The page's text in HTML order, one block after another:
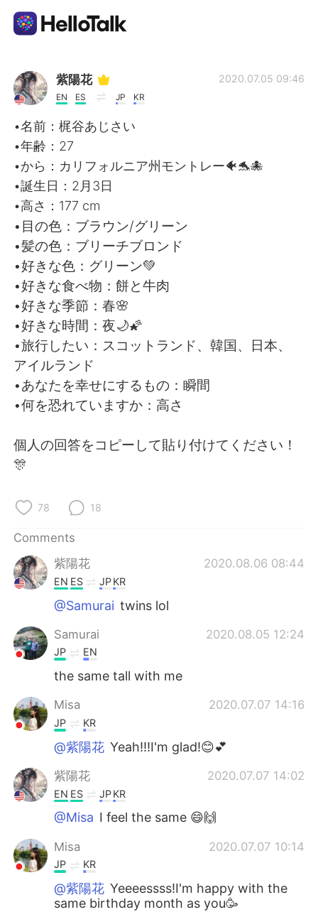
Language Exchange App
AI Grammar Checker
English
简体中文
Español العربية
Français Deutsch
日本語 한국어
Русский
Indonesia Italiano
紫陽花
EN ES JP KR
2020.07.05 09:46
•名前：梶谷あじさい
•年齢：27
•から：カリフォルニア州モントレー🐠🐬🐙
•誕生日：2月3日
•高さ：177 cm
•目の色：ブラウン/グリーン
•髪の色：ブリーチブロンド
•好きな色：グリーン💚
•好きな食べ物：餅と牛肉
•好きな季節：春🌸
•好きな時間：夜🌙🌠
•旅行したい：スコットランド、韓国、日本、
アイルランド
•あなたを幸せにするもの：瞬間
•何を恐れていますか：高さ
個人の回答をコピーして貼り付けてください！
🎊
78 18
Comments
紫陽花
2020.08.06 08:44
EN ES JPKR
@Samurai twins lol
Samurai 2020.08.05 12:24
JP EN
the same tall with me
Misa 2020.07.07 14:16
JP KR
@紫陽花 Yeah!!!I'm glad!😊💕
紫陽花 2020.07.07 14:02
EN ES JPKR
@Misa I feel the same 😄🙌
Misa 2020.07.07 10:14
JP KR
@紫陽花 Yeeeessss!I'm happy with the
same birthday month as you🥳